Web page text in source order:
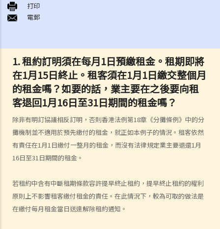
1. 租約訂明須在每月1日預繳租金。租期即將
在1月15日終止。租客須在1月1日繳交整個月
的租金嗎？如要的話，業主要在之後要向租
客退回1月16日至31日期間的租金嗎？
除非有明訂協議相反訂明，否則香港法例第18章《分攤條例》中的分
攤機制並不適用於預先繳付的租金，就正如本例子的情況。租客依然
有責任在1月1日繳付一整月的租金，而沒有法律規定業主要退還1月
16日至31日期間的租金。
若租約中含有中斷租期條款容許提早終止租約，提早終止租約的權利
原則上不影響租客繳付租金的責任。在此情況下，較為可取的做法是
在繳付每月租金當日送達解除租約通知。
現糾紛／問題，應向那一個部門求助？
2. 有關政府物業（例如公屋單位或政府商場舖位）的租務問題，我怎樣
3. 「租賃」（tenancy）和「特許權」（licence）有甚麼分別？
4. 我可以轉換或使用我的物業（或其分隔式房間）批出短期租約/特許權
以提供房間或床位（類似於Airbnb住宿或「膠囊旅館」）嗎？
5. 當雙方簽署正式租約之前，業主有時會要求租客簽署一份類似臨時租
約的文件（可能會被稱為「租契協議」或「租約確定書」）。簽署這份
7. 外國人可以在香港租用物業嗎？
需要特別注意？
9. 部份處所的地契中載有承諾、條款及細則不容許佔用人出租作住宅用
途 (例如：已登記或非登記寮屋、天台違例建築物、工業大廈、貨櫃屋
打印
電郵